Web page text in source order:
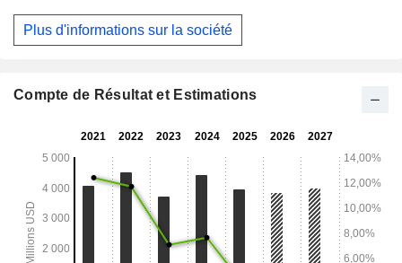
respectivement des services de crédit hypothécaire, de titres
de propriété, de courtage en assurance et d’entiercement,
Century Living est spécialisé dans le développement, la
collectifs, tous situés dans le Colorado.
Plus d'informations sur la société
Compte de Résultat et Estimations